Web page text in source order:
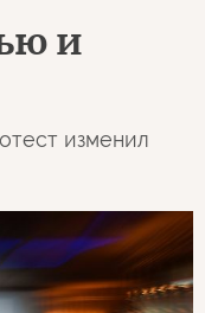
и
изменил